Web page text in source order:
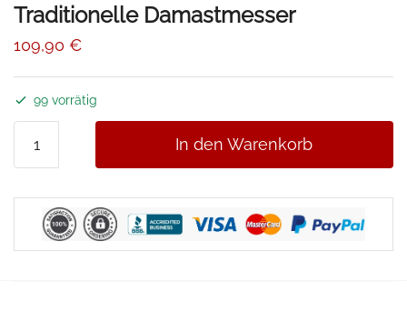
Traditionelle Damastmesser
109,90 €
99 vorrätig
Damastmesser
In den Warenkorb